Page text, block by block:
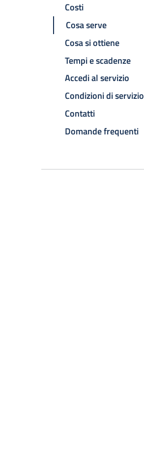
Costi
Cosa serve
Cosa si ottiene
Tempi e scadenze
Accedi al servizio
Condizioni di servizio
Contatti
Domande frequenti